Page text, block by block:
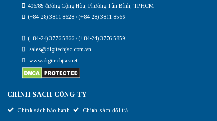
406/85 đường Cộng Hòa, Phường Tân Bình, TP.HCM
(+84-28) 3811 8628 / (+84-28) 3811 8566
(+84-24) 3776 5866 / (+84-24) 3776 5859
sales@digitechjsc.com.vn
www.digitechjsc.net
CHÍNH SÁCH CÔNG TY
Chính sách bảo hành Chính sách đổi trả